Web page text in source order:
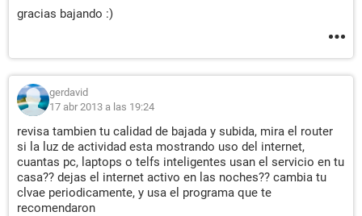
gracias bajando :)
gerdavid
17 abr 2013 a las 19:24
revisa tambien tu calidad de bajada y subida, mira el router
si la luz de actividad esta mostrando uso del internet,
cuantas pc, laptops o telfs inteligentes usan el servicio en tu
casa?? dejas el internet activo en las noches?? cambia tu
clvae periodicamente, y usa el programa que te
recomendaron